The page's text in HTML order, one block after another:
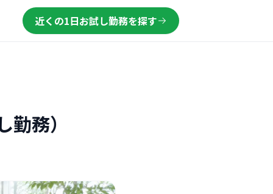
近くの1日お試し勤務を探す
務）